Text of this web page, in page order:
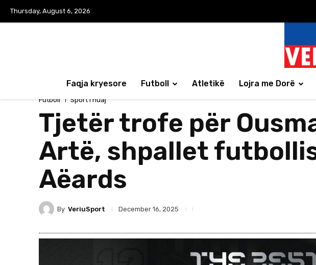
Thursday, August 6, 2026
Faqja kryesore Futboll Atletikë Lojra me Dorë
Futboll Sport i huaj
Tjetër trofe për
Artë, shpallet
Aëards
By VeriuSport December 16, 2025